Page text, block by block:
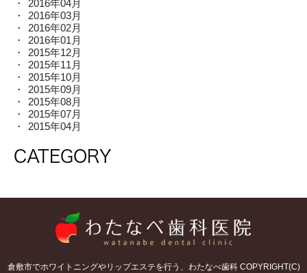
2016年04月
2016年03月
2016年02月
2016年01月
2015年12月
2015年11月
2015年10月
2015年09月
2015年08月
2015年07月
2015年04月
CATEGORY
倉敷市でホワイトニングやリップエステを行う、わたなべ歯科 COPYRIGHT(C)